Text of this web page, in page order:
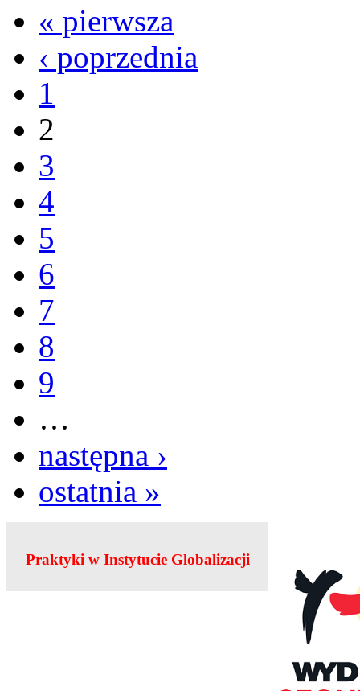
« pierwsza
‹ poprzednia
1
2
3
4
5
6
7
8
9
…
następna ›
ostatnia »
Praktyki w Instytucie Globalizacji